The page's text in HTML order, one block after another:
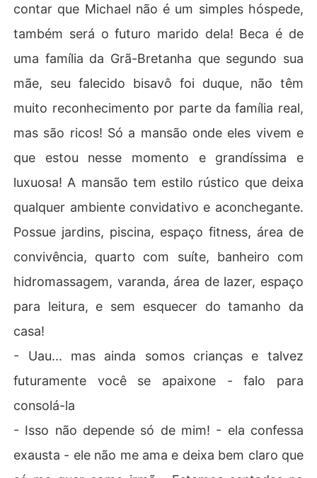
contar que Michael não é um simples hóspede,
também será o futuro marido dela! Beca é de
uma família da Grã-Bretanha que segundo sua
mãe, seu falecido bisavô foi duque, não têm
muito reconhecimento por parte da família real,
mas são ricos! Só a mansão onde eles vivem e
que estou nesse momento e grandíssima e
luxuosa! A mansão tem estilo rústico que deixa
qualquer ambiente convidativo e aconchegante.
Possue jardins, piscina, espaço fitness, área de
convivência, quarto com suíte, banheiro com
hidromassagem, varanda, área de lazer, espaço
para leitura, e sem esquecer do tamanho da
casa!
- Uau... mas ainda somos crianças e talvez
futuramente você se apaixone - falo para
consolá-la
- Isso não depende só de mim! - ela confessa
exausta - ele não me ama e deixa bem claro que